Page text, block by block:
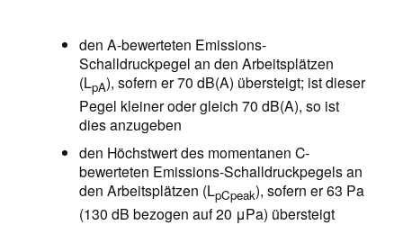
den A-bewerteten Emissions-
Schalldruckpegel an den Arbeitsplätzen
(LpA), sofern er 70 dB(A) übersteigt; ist dieser
Pegel kleiner oder gleich 70 dB(A), so ist
dies anzugeben
den Höchstwert des momentanen C-
bewerteten Emissions-Schalldruckpegels an
den Arbeitsplätzen (LpCpeak), sofern er 63 Pa
(130 dB bezogen auf 20 μPa) übersteigt